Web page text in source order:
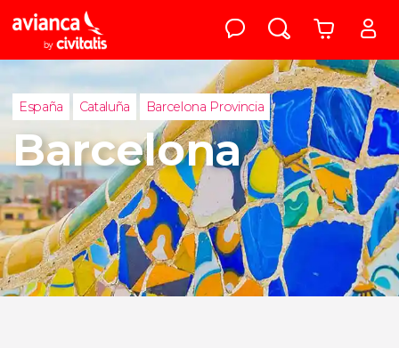
España Cataluña Barcelona Provincia
Barcelona